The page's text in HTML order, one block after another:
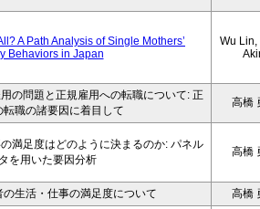
A Path Analysis of Single Mothers’
Behaviors in Japan
Wu Lin,
の問題と正規雇用への転職について: 正
転職の諸要因に着目して
高橋
満足度はどのように決まるのか: パネル
を用いた要因分析
高橋
生活・仕事の満足度について 高橋